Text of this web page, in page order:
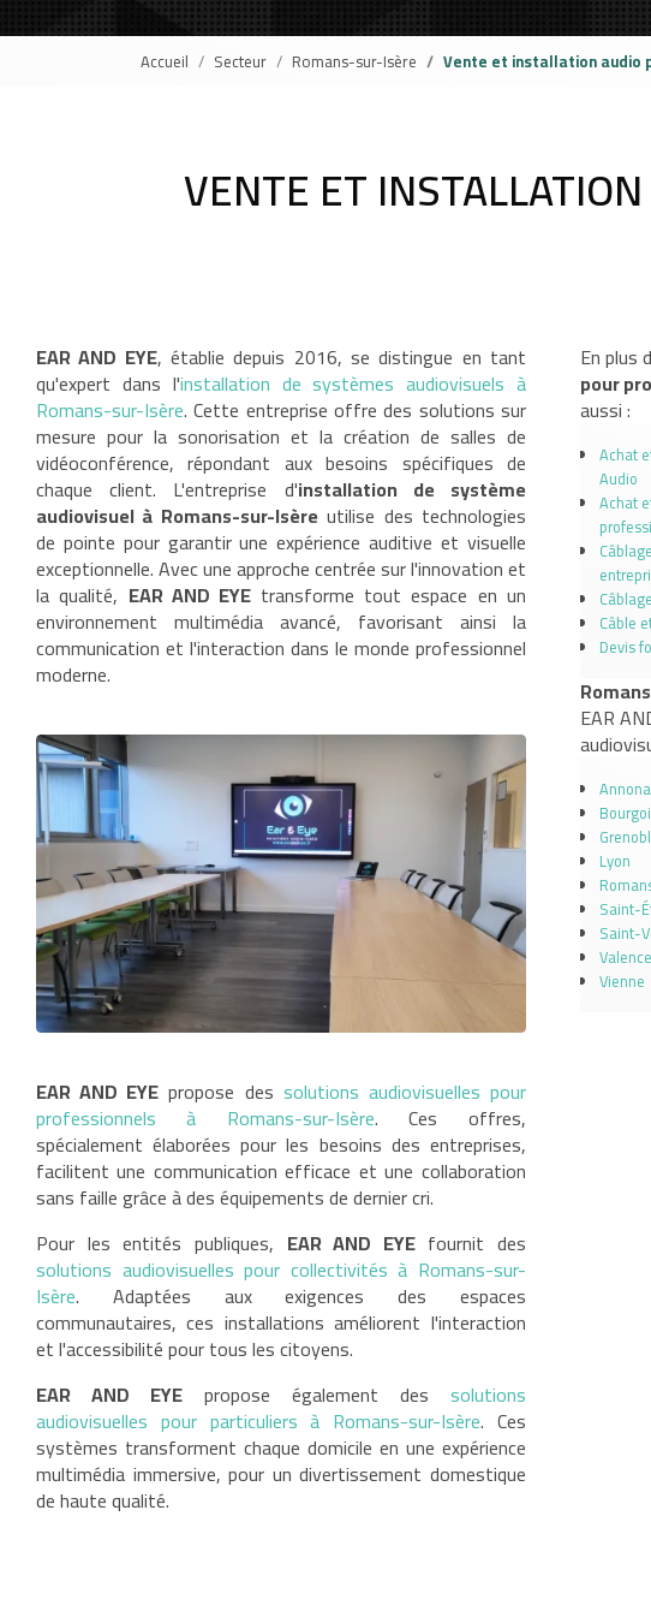
Accueil Secteur Romans-sur-Isère Vente et installation audio
VENTE ET
EAR AND EYE, établie depuis 2016, se distingue en tant
qu'expert dans l'installation de systèmes audiovisuels à
Romans-sur-Isère. Cette entreprise offre des solutions sur
mesure pour la sonorisation et la création de salles de
vidéoconférence, répondant aux besoins spécifiques de
chaque client. L'entreprise d'installation de système
audiovisuel à Romans-sur-Isèreutilise des technologies
de pointe pour garantir une expérience auditive et visuelle
exceptionnelle. Avec une approche centrée sur l'innovation et
la qualité, EAR AND EYE transforme tout espace en un
environnement multimédia avancé, favorisant ainsi la
communication et l'interaction dans le monde professionnel
moderne.
EAR AND EYE propose des solutions audiovisuelles pour
professionnels à Romans-sur-Isère. Ces offres,
spécialement élaborées pour les besoins des entreprises,
facilitent une communication efficace et une collaboration
sans faille grâce à des équipements de dernier cri.
Pour les entités publiques, EAR AND EYEfournit des
solutions audiovisuelles pour collectivités à Romans-sur-
Isère. Adaptées aux exigences des espaces
communautaires, ces installations améliorent l'interaction
et l'accessibilité pour tous les citoyens.
EAR AND EYE propose également des solutions
audiovisuelles pour particuliers à Romans-sur-Isère. Ces
systèmes transforment chaque domicile en une expérience
multimédia immersive, pour un divertissement domestique
de haute qualité.
En plus
pour
aussi :
Achat
Audio
Achat
Câble
Devis
EAR
Lyon
Saint-
Saint-
Valence
Vienne